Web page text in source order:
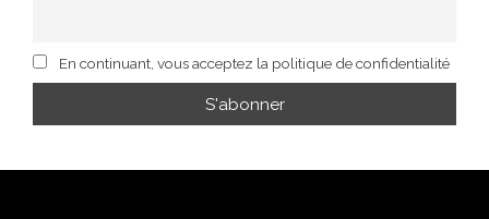
En continuant, vous acceptez la politique de confidentialité